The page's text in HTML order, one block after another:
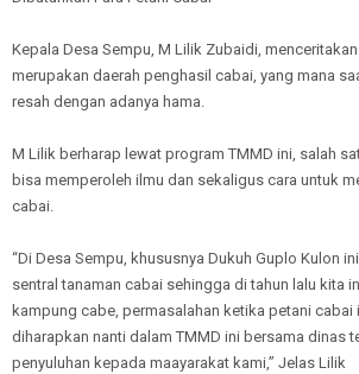
Kepala Desa Sempu, M Lilik Zubaidi,
merupakan daerah penghasil cabai, yang mana
resah dengan adanya hama.
M Lilik berharap lewat program TMMD ini, salah
bisa memperoleh ilmu dan sekaligus cara untuk
cabai.
“Di Desa Sempu, khususnya Dukuh Guplo Kulon
sentral tanaman cabai sehingga di tahun lalu kita
kampung cabe, permasalahan ketika petani cabai
diharapkan nanti dalam TMMD ini bersama dinas
penyuluhan kepada maayarakat kami,” Jelas Lilik